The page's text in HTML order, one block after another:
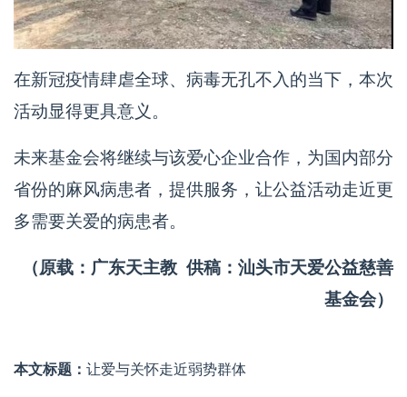
在新冠疫情肆虐全球、病毒无孔不入的当下，本次
活动显得更具意义。
未来基金会将继续与该爱心企业合作，为国内部分
省份的麻风病患者，提供服务，让公益活动走近更
多需要关爱的病患者。
（原载：广东天主教 供稿：汕头市天爱公益慈善
基金会）
本文标题： 让爱与关怀走近弱势群体